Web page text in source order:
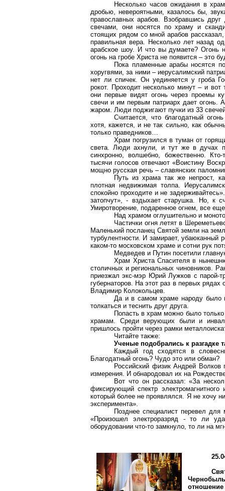
Несколько часов ожидания в
дробью, невероятными, казалось бы,
православных арабов. Взобравшись
свечами, они носятся по храму и
стоящих рядом со мной арабов
правильная вера. Несколько лет назад
арабское шоу. И что вы думаете? Огонь
огонь на гробе Христа не появится – это
Пока пламенные арабы носятся
хоругвями, за ними – иерусалимский
нет ли спичек. Он уединяется у гроба
рокот. Проходит несколько минут – и
они первые видят огонь через проемы
свечи и им первым патриарх дает огонь.
жаром. Люди поджигают пучки из 33
Считается, что благодатный
хотя, кажется, и не так сильно, как
только праведников…
Храм погрузился в туман от
света. Люди ахнули, и тут же в дучах
синхронно, волшебно, божественно.
тысячи голосов отвечают «Воистину
мощно русская речь – славянских
Путь из храма так же непрост,
плотная недвижимая толпа.
спокойно проходите и не
затопчут», - вздыхает старушка. Но, к
Умиротворение, подаренное огнем, все
Над храмом оглушительно и
Частички огня летят в
Маленький посланец Святой земли на
турбулентности. И замирает, убаюканный
каком-то московском храме и сотни рук
Медведев и Путин посетили
Храм Христа Спасителя в
столичных и региональных чиновников.
приезжал экс-мэр Юрий Лужков с парой-
губернаторов. На этот раз в первых
Владимир Колокольцев.
Да и в самом храме народу было
толкаться и теснить друг друга.
Попасть в храм можно было
храмам. Среди верующих были и
пришлось пройти через рамки
Читайте также:
Ученые подобрались к разгадке
Каждый год сходятся в
Благодатный огонь? Чудо это или обман?
Российский физик Андрей
измерения. И обнародовал их на
Вот что он рассказал: «За
фиксирующий спектр
который более не проявлялся. Я не хочу
эксперимента».
Позднее специалист перевел
«Произошел электроразряд - то ли
оборудовании что-то замкнуло, то ли на